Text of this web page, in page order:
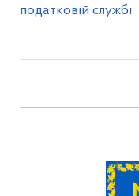
податковій службі